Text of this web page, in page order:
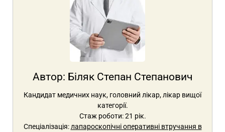
Автор: Біляк Степан Степанович
Кандидат медичних наук, головний лікар, лікар вищої
категорії.
Стаж роботи: 21 рік.
Спеціалізація:лапароскопічні оперативні втручання в